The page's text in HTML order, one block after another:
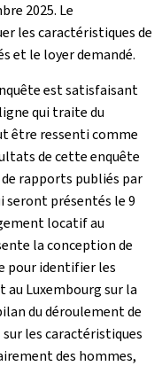
2025. Le
les caractéristiques de
et le loyer demandé.
est satisfaisant
qui traite du
être ressenti comme
de cette enquête
rapports publiés par
seront présentés le 9
locatif au
la conception de
pour identifier les
Luxembourg sur la
du déroulement de
les caractéristiques
des hommes,